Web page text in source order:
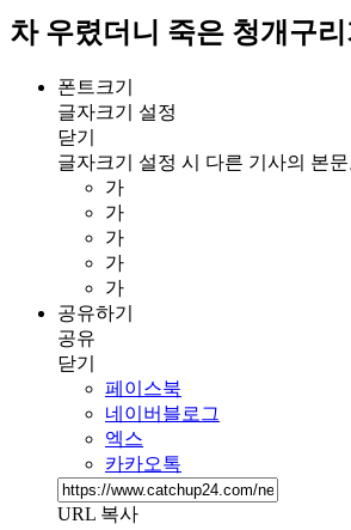
차 우렸더니 죽은 청개구
폰트크기
글자크기 설정
닫기
글자크기 설정 시 다른 기사의 본
가
가
가
가
가
공유하기
공유
닫기
페이스북
네이버블로그
엑스
카카오톡
URL 복사